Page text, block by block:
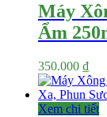
Máy
Ẩm
350.000 ₫
Xem chi tiết